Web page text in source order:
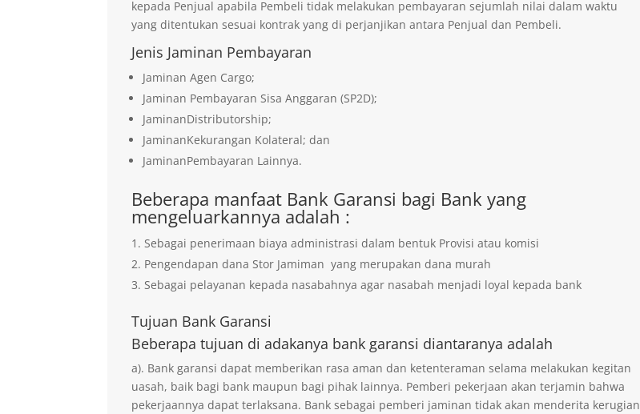
kepada Penjual apabila Pembeli tidak melakukan pembayaran sejumlah nilai dalam waktu
yang ditentukan sesuai kontrak yang di perjanjikan antara Penjual dan Pembeli.
Jenis Jaminan Pembayaran
Jaminan Agen Cargo;
Jaminan Pembayaran Sisa Anggaran (SP2D);
JaminanDistributorship;
JaminanKekurangan Kolateral; dan
JaminanPembayaran Lainnya.
Beberapa manfaat Bank Garansi bagi Bank yang
mengeluarkannya adalah :
Sebagai penerimaan biaya administrasi dalam bentuk Provisi atau komisi
Pengendapan dana Stor Jamiman yang merupakan dana murah
Sebagai pelayanan kepada nasabahnya agar nasabah menjadi loyal kepada bank
Tujuan Bank Garansi
Beberapa tujuan di adakanya bank garansi diantaranya adalah
a). Bank garansi dapat memberikan rasa aman dan ketenteraman selama melakukan kegitan
uasah, baik bagi bank maupun bagi pihak lainnya. Pemberi pekerjaan akan terjamin bahwa
pekerjaannya dapat terlaksana. Bank sebagai pemberi jaminan tidak akan menderita kerugian